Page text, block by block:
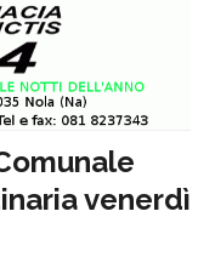
venerdì